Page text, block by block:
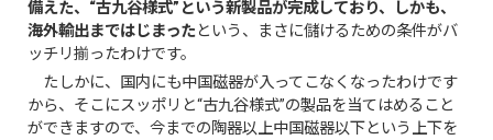
備えた、“古九谷様式”という新製品が完成しており、しかも、
海外輸出まではじまったという、まさに儲けるための条件がバ
ッチリ揃ったわけです。
たしかに、国内にも中国磁器が入ってこなくなったわけです
から、そこにスッポリと“古九谷様式”の製品を当てはめること
ができますので、今までの陶器以上中国磁器以下という上下を